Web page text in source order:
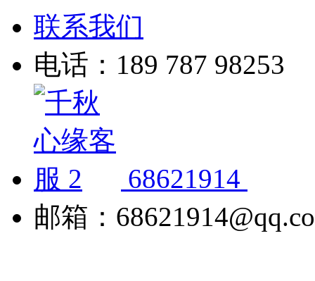
联系我们
电话：189 787 98253
68621914
邮箱：